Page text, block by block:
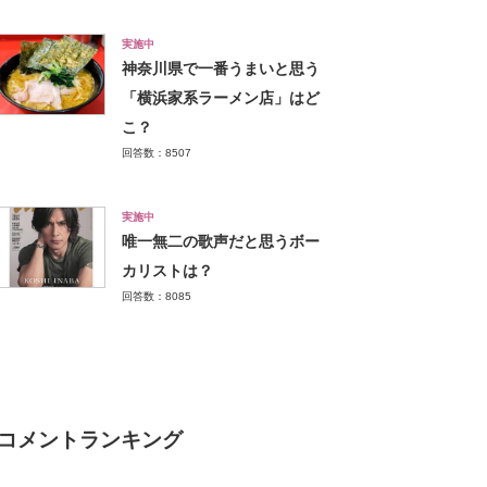
実施中
神奈川県で一番うまいと思う
「横浜家系ラーメン店」はど
こ？
回答数：8507
実施中
唯一無二の歌声だと思うボー
カリストは？
回答数：8085
メントランキング